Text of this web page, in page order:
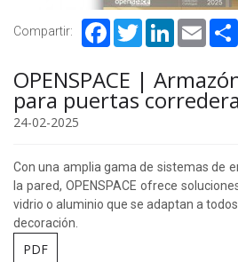
Compartir: FacebookTwitterLinkedInEmail
OPENSPACE |
para puertas
24-02-2025
Con una amplia gama de sistemas de
la pared, OPENSPACE ofrece
vidrio o aluminio que se adaptan a
decoración.
PDF